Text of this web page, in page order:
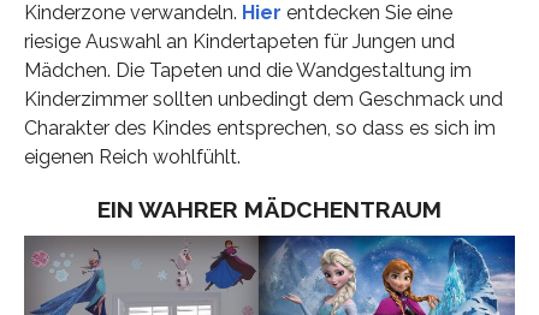
Kinderzone verwandeln. Hier entdecken Sie eine
riesige Auswahl an Kindertapeten für Jungen und
Mädchen. Die Tapeten und die Wandgestaltung im
Kinderzimmer sollten unbedingt dem Geschmack und
Charakter des Kindes entsprechen, so dass es sich im
eigenen Reich wohlfühlt.
EIN WAHRER MÄDCHENTRAUM